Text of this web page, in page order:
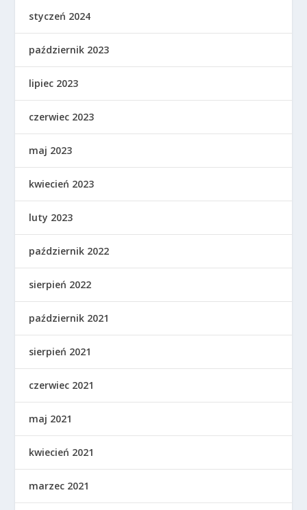
styczeń 2024
październik 2023
lipiec 2023
czerwiec 2023
maj 2023
kwiecień 2023
luty 2023
październik 2022
sierpień 2022
październik 2021
sierpień 2021
czerwiec 2021
maj 2021
kwiecień 2021
marzec 2021